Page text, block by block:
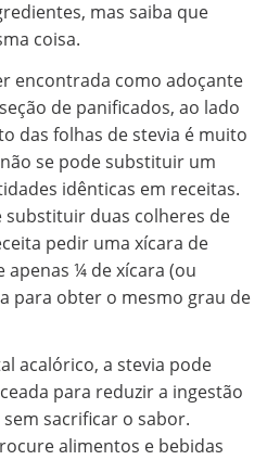
mas saiba que
coisa.
encontrada como adoçante
de panificados, ao lado
das folhas de stevia é muito
se pode substituir um
idênticas em receitas.
substituir duas colheres de
pedir uma xícara de
apenas ¼ de xícara (ou
para obter o mesmo grau de
acalórico, a stevia pode
para reduzir a ingestão
sacrificar o sabor.
alimentos e bebidas